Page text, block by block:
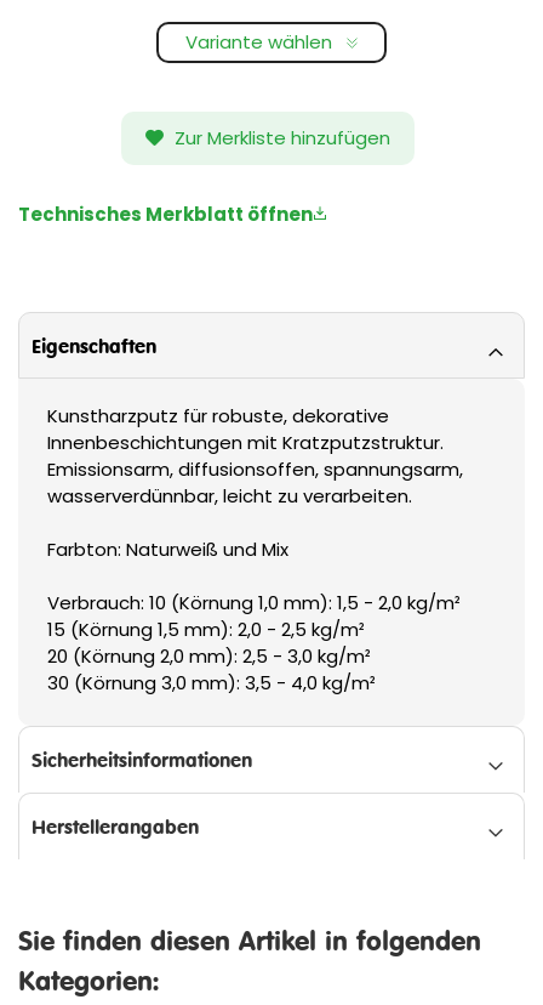
Variante wählen
Zur Merkliste hinzufügen
Technisches Merkblatt öffnen
Eigenschaften
Kunstharzputz für robuste, dekorative
Innenbeschichtungen mit Kratzputzstruktur.
Emissionsarm, diffusionsoffen, spannungsarm,
wasserverdünnbar, leicht zu verarbeiten.
Farbton: Naturweiß und Mix
Verbrauch: 10 (Körnung 1,0 mm): 1,5 - 2,0 kg/m²
15 (Körnung 1,5 mm): 2,0 - 2,5 kg/m²
20 (Körnung 2,0 mm): 2,5 - 3,0 kg/m²
30 (Körnung 3,0 mm): 3,5 - 4,0 kg/m²
Sicherheitsinformationen
Herstellerangaben
Sie finden diesen Artikel in folgenden
Kategorien: